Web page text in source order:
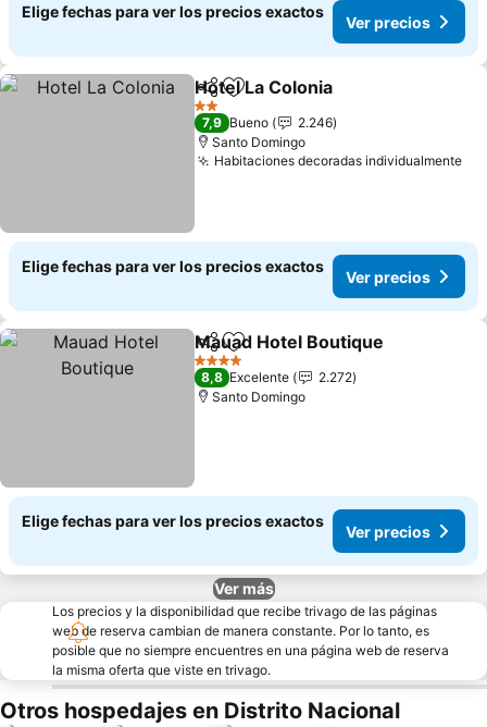
Elige fechas para ver los precios exactos
Ver precios
CompartirAgregar a favoritos
Hotel La Colonia
2 Estrellas
7,9 Bueno
2.246
Santo Domingo
Habitaciones decoradas individualmente
Elige fechas para ver los precios exactos
Ver precios
CompartirAgregar a favoritos
Mauad Hotel Boutique
4 Estrellas
8,8 Excelente
2.272
Santo Domingo
Elige fechas para ver los precios exactos
Ver precios
Ver más
Los precios y la disponibilidad que recibe trivago de las páginas
web de reserva cambian de manera constante. Por lo tanto, es
posible que no siempre encuentres en una página web de reserva
la misma oferta que viste en trivago.
Otros hospedajes en Distrito Nacional